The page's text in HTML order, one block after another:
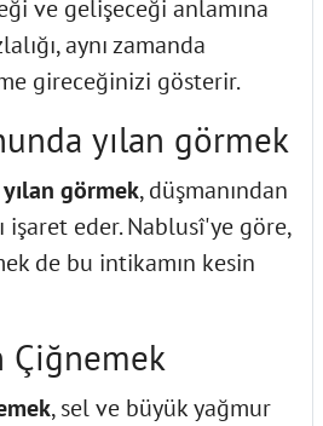
ve gelişeceği anlamına
aynı zamanda
gireceğinizi gösterir.
yılan görmek
görmek, düşmanından
işaret eder. Nablusî'ye göre,
de bu intikamın kesin
Çiğnemek
, sel ve büyük yağmur